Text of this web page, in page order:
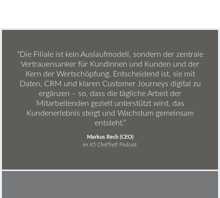
“Die Filiale ist kein Auslaufmodell, sondern der zentrale
Vertrauensanker für Kundinnen und Kunden und der
Kern der Wertschöpfung. Entscheidend ist, sie mit
Daten, CRM und klaren Customer Journeys digital zu
ergänzen – so, dass die tägliche Arbeit der
Mitarbeitenden gezielt unterstützt wird, das
Kundenerlebnis steigt und Wachstum gemeinsam
entsteht.”
Markus Rech (CEO)
im K5 ChefTreff Podcast